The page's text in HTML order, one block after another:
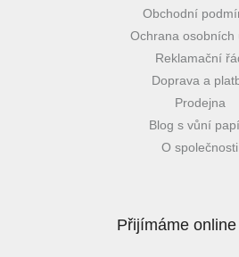
Obchodní
Ochrana osobních
Reklamační
Doprava a
Prodejna
Blog s vůní
O společnosti
Přijímáme